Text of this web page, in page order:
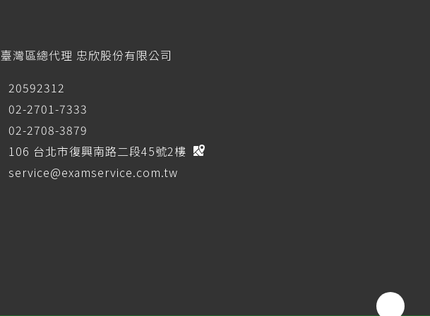
臺灣區總代理 忠欣股份有限公司
20592312
02-2701-7333
02-2708-3879
106 台北市復興南路二段45號2樓
service@examservice.com.tw